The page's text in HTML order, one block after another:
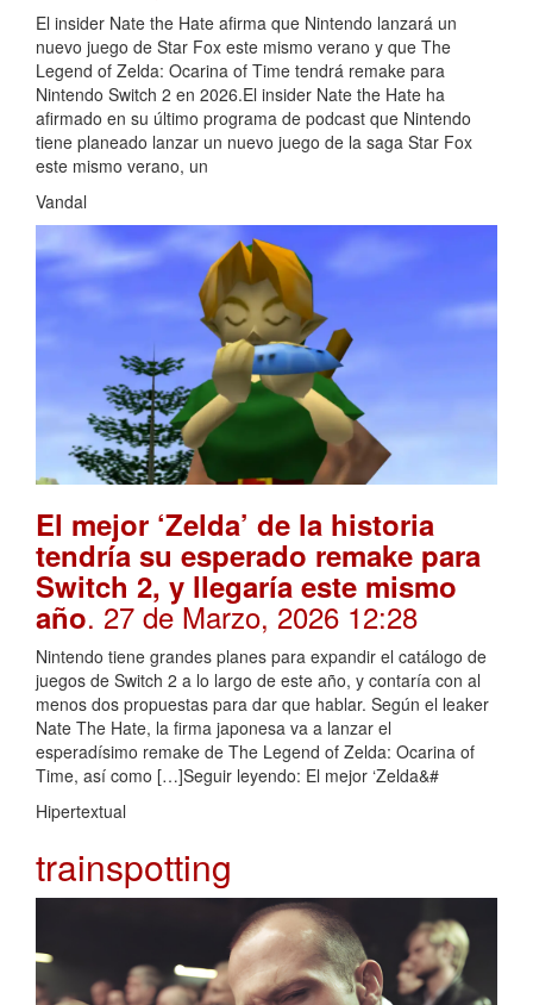
El insider Nate the Hate afirma que Nintendo lanzará un
nuevo juego de Star Fox este mismo verano y que The
Legend of Zelda: Ocarina of Time tendrá remake para
Nintendo Switch 2 en 2026.El insider Nate the Hate ha
afirmado en su último programa de podcast que Nintendo
tiene planeado lanzar un nuevo juego de la saga Star Fox
este mismo verano, un
Vandal
El mejor ‘Zelda’ de la historia
tendría su esperado remake para
Switch 2, y llegaría este mismo
año. 27 de Marzo, 2026 12:28
Nintendo tiene grandes planes para expandir el catálogo de
juegos de Switch 2 a lo largo de este año, y contaría con al
menos dos propuestas para dar que hablar. Según el leaker
Nate The Hate, la firma japonesa va a lanzar el
esperadísimo remake de The Legend of Zelda: Ocarina of
Time, así como […]Seguir leyendo: El mejor ‘Zelda&#
Hipertextual
trainspotting